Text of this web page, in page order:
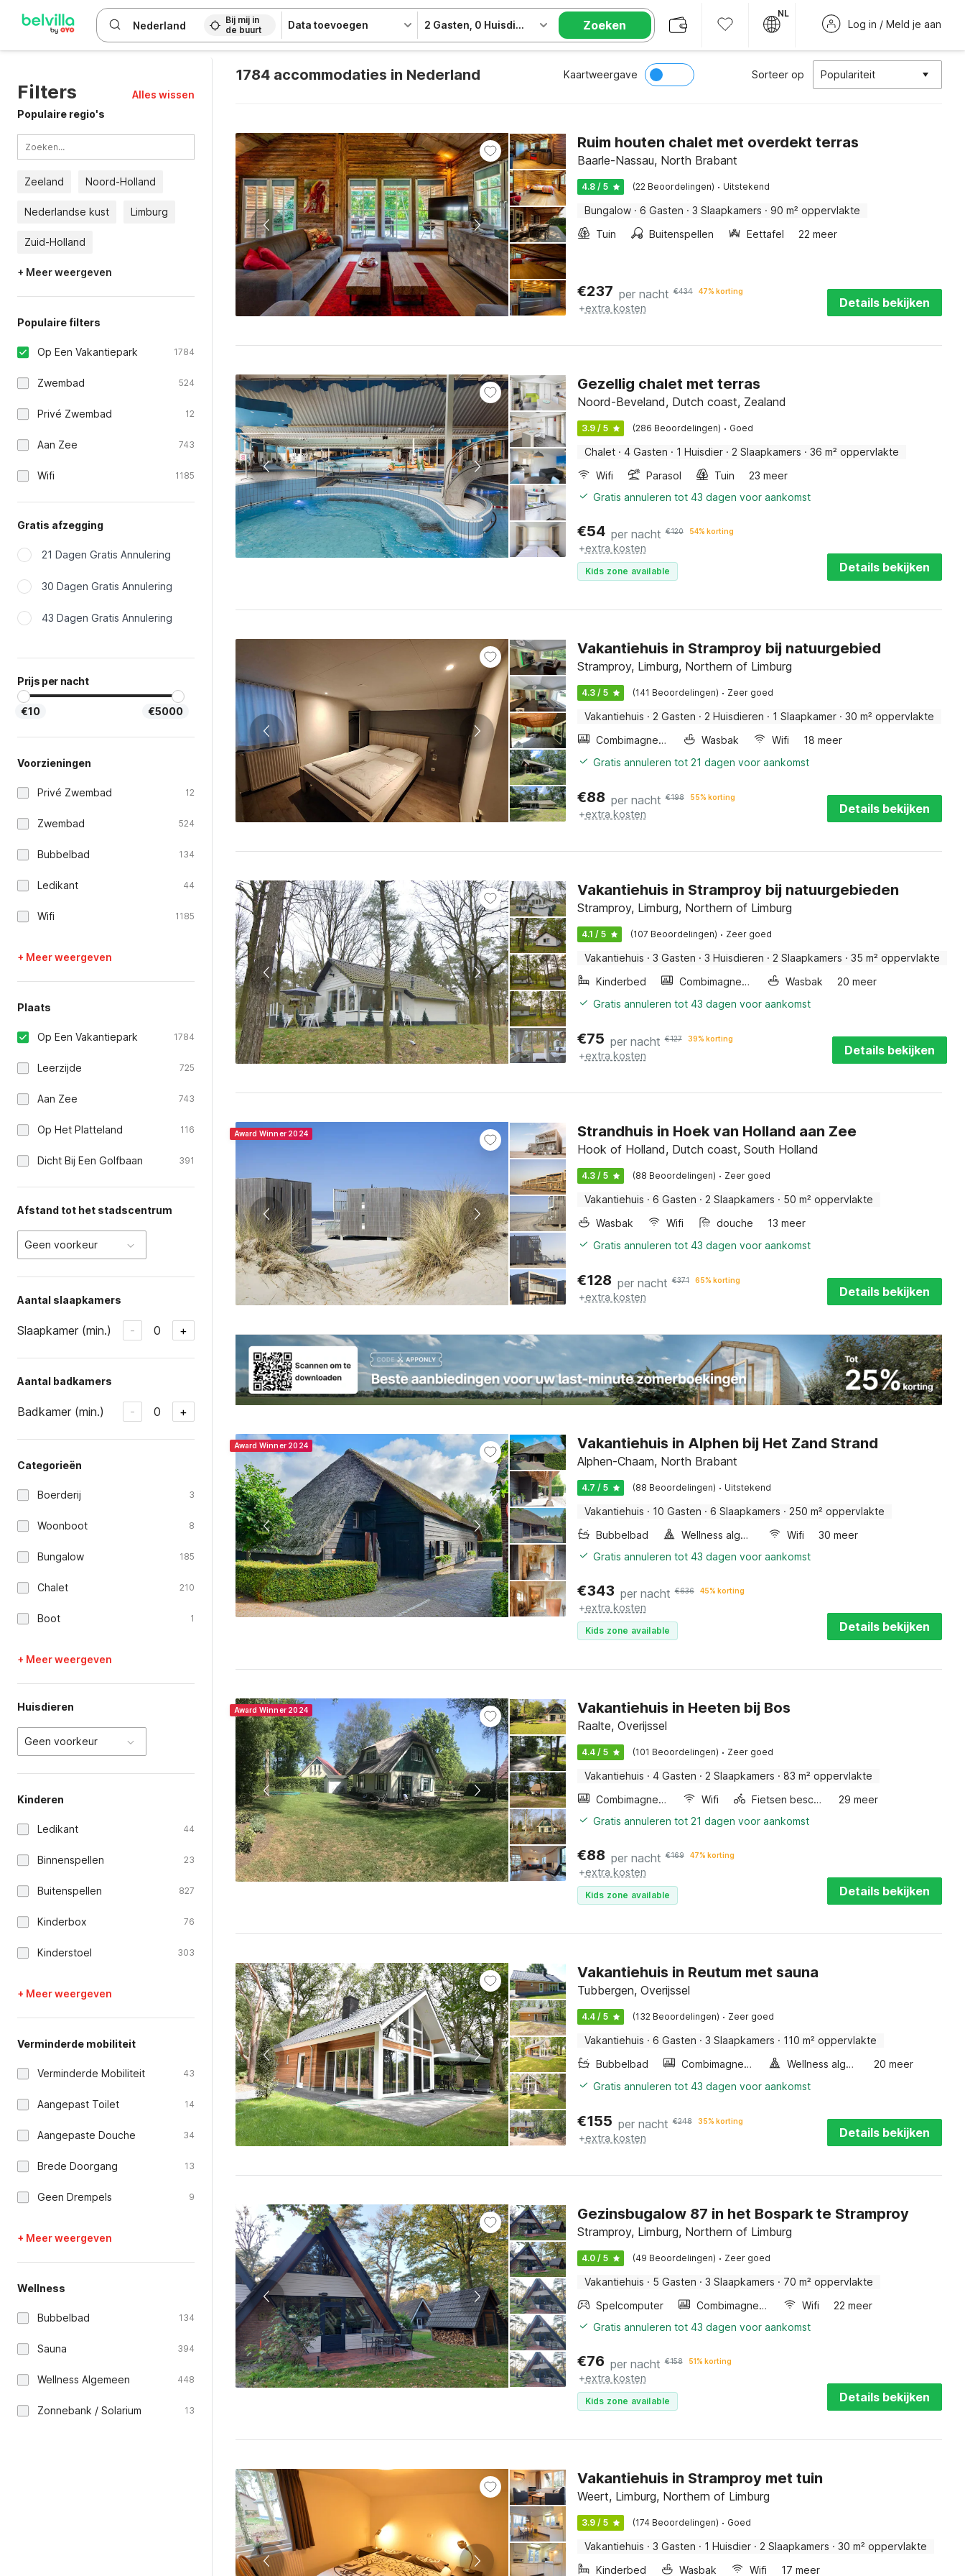
Bij mij in
de buurt
Data toevoegen 2 Gasten 0 Huisdieren Zoeken
NL
Log in / Meld je aan
Filters
Alles wissen
Populaire regio's
Zeeland Noord-Holland
Nederlandse kust Limburg
Zuid-Holland
+ Meer weergeven
Populaire filters
Op Een Vakantiepark 1784
Zwembad 524
Privé Zwembad 12
Aan Zee 743
Wifi 1185
Gratis afzegging
21 Dagen Gratis Annulering
30 Dagen Gratis Annulering
43 Dagen Gratis Annulering
Prijs per nacht
€10 €5000
Voorzieningen
Privé Zwembad 12
Zwembad 524
Bubbelbad 134
Ledikant 44
Wifi 1185
+ Meer weergeven
Plaats
Op Een Vakantiepark 1784
Leerzijde 725
Aan Zee 743
Op Het Platteland 116
Dicht Bij Een Golfbaan 391
Afstand tot het stadscentrum
Geen voorkeur
Aantal slaapkamers
Slaapkamer (min.) - 0 +
Aantal badkamers
Badkamer (min.) - 0 +
Categorieën
Boerderij 3
Woonboot 8
Bungalow 185
Chalet 210
Boot 1
+ Meer weergeven
Huisdieren
Geen voorkeur
Kinderen
Ledikant 44
Binnenspellen 23
Buitenspellen 827
Kinderbox 76
Kinderstoel 303
+ Meer weergeven
Verminderde mobiliteit
Verminderde Mobiliteit 43
Aangepast Toilet 14
Aangepaste Douche 34
Brede Doorgang 13
Geen Drempels 9
+ Meer weergeven
Wellness
Bubbelbad 134
Sauna 394
Wellness Algemeen 448
Zonnebank / Solarium 13
1784 accommodaties in Nederland Kaartweergave Sorteer op Populariteit
Ruim houten chalet met overdekt terras
Baarle-Nassau, North Brabant
4.8 / 5 (22 Beoordelingen) · Uitstekend
Bungalow · 6 Gasten · 3 Slaapkamers · 90 m² oppervlakte
Tuin
Buitenspellen Eettafel 22 meer
€237 per nacht €434 47% korting
+extra kosten Details bekijken
Gezellig chalet met terras
Noord-Beveland, Dutch coast, Zealand
3.9 / 5 (286 Beoordelingen) · Goed
Chalet · 4 Gasten · 1 Huisdier · 2 Slaapkamers · 36 m² oppervlakte
Wifi
Parasol Tuin
23 meer
Gratis annuleren tot 43 dagen voor aankomst
€54 per nacht €120 54% korting
+extra kosten
Kids zone available Details bekijken
Vakantiehuis in Stramproy bij natuurgebied
Stramproy, Limburg, Northern of Limburg
4.3 / 5 (141 Beoordelingen) · Zeer goed
Vakantiehuis · 2 Gasten · 2 Huisdieren · 1 Slaapkamer · 30 m² oppervlakte
Combimagnetron
Wasbak Wifi
18 meer
Gratis annuleren tot 21 dagen voor aankomst
€88 per nacht €198 55% korting
+extra kosten Details bekijken
Vakantiehuis in Stramproy bij natuurgebieden
Stramproy, Limburg, Northern of Limburg
4.1 / 5 (107 Beoordelingen) · Zeer goed
Vakantiehuis · 3 Gasten · 3 Huisdieren · 2 Slaapkamers · 35 m² oppervlakte
Kinderbed
Combimagnetron Wasbak
20 meer
Gratis annuleren tot 43 dagen voor aankomst
€75 per nacht €127 39% korting
+extra kosten Details bekijken
Award Winner 2024 Strandhuis in Hoek van Holland aan Zee
Hook of Holland, Dutch coast, South Holland
4.3 / 5 (88 Beoordelingen) · Zeer goed
Vakantiehuis · 6 Gasten · 2 Slaapkamers · 50 m² oppervlakte
Wasbak
Wifi douche
13 meer
Gratis annuleren tot 43 dagen voor aankomst
€128 per nacht €371 65% korting
+extra kosten Details bekijken
Award Winner 2024 Vakantiehuis in Alphen bij Het Zand Strand
Alphen-Chaam, North Brabant
4.7 / 5 (88 Beoordelingen) · Uitstekend
Vakantiehuis · 10 Gasten · 6 Slaapkamers · 250 m² oppervlakte
Bubbelbad
Wellness algemeen Wifi
30 meer
Gratis annuleren tot 43 dagen voor aankomst
€343 per nacht €636 45% korting
+extra kosten
Kids zone available Details bekijken
Award Winner 2024 Vakantiehuis in Heeten bij Bos
Raalte, Overijssel
4.4 / 5 (101 Beoordelingen) · Zeer goed
Vakantiehuis · 4 Gasten · 2 Slaapkamers · 83 m² oppervlakte
Combimagnetron
Wifi Fietsen beschikbaar
29 meer
Gratis annuleren tot 21 dagen voor aankomst
€88 per nacht €169 47% korting
+extra kosten
Kids zone available Details bekijken
Vakantiehuis in Reutum met sauna
Tubbergen, Overijssel
4.4 / 5 (132 Beoordelingen) · Zeer goed
Vakantiehuis · 6 Gasten · 3 Slaapkamers · 110 m² oppervlakte
Bubbelbad
Combimagnetron Wellness algemeen
20 meer
Gratis annuleren tot 43 dagen voor aankomst
€155 per nacht €248 35% korting
+extra kosten Details bekijken
Gezinsbugalow 87 in het Bospark te Stramproy
Stramproy, Limburg, Northern of Limburg
4.0 / 5 (49 Beoordelingen) · Zeer goed
Vakantiehuis · 5 Gasten · 3 Slaapkamers · 70 m² oppervlakte
Spelcomputer
Combimagnetron Wifi
22 meer
Gratis annuleren tot 43 dagen voor aankomst
€76 per nacht €158 51% korting
+extra kosten
Kids zone available Details bekijken
Vakantiehuis in Stramproy met tuin
Weert, Limburg, Northern of Limburg
3.9 / 5 (174 Beoordelingen) · Goed
Vakantiehuis · 3 Gasten · 1 Huisdier · 2 Slaapkamers · 30 m² oppervlakte
Kinderbed
Wasbak Wifi 17 meer